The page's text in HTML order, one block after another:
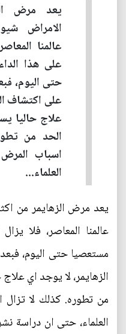
يعد مرض
الامراض
عالمنا
على هذا
حتى اليوم،
على اكتشاف
علاج حاليا
الحد من
اسباب
العلماء...
يعد مرض الزهايمر من
عالمنا المعاصر، فلا
مستعصيا حتى اليوم،
الزهايمر، لا يوجد اي
من تطوره. كذلك لا
العلماء، حتى ان دراسة